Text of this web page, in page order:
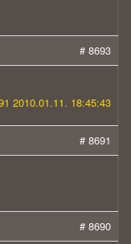
# 8693
2010.01.11. 18:45:43
# 8691
# 8690